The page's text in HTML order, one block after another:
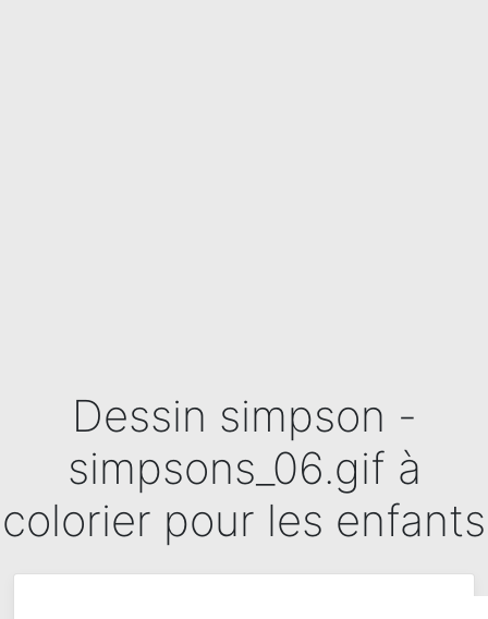
Dessin simpson -
simpsons_06.gif à
colorier pour les enfants